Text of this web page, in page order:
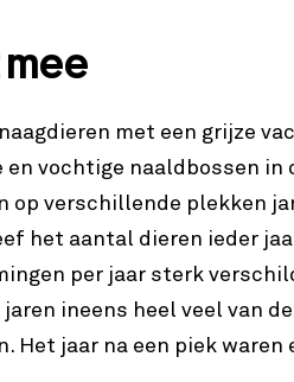
mee
met een grijze
en vochtige naaldbossen
op verschillende plekken
het aantal dieren ieder
per jaar sterk
ineens heel veel van
Het jaar na een piek